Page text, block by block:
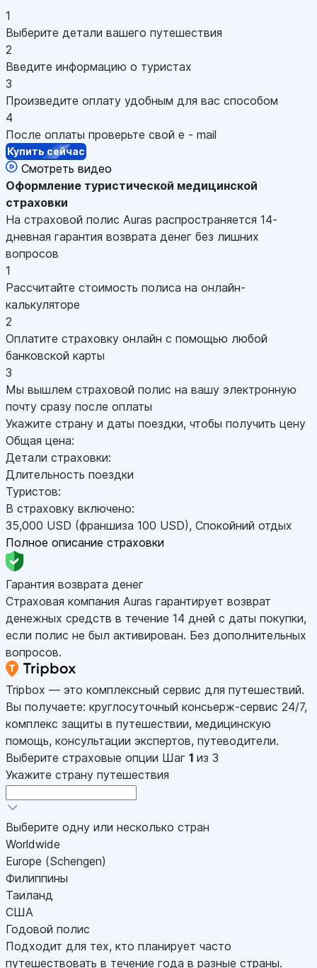
1
Выберите детали вашего путешествия
2
Введите информацию о туристах
3
Произведите оплату удобным для вас способом
4
После оплаты проверьте свой e - mail
Купить сейчас
Смотреть видео
Оформление туристической медицинской
страховки
На страховой полис Auras распространяется 14-
дневная гарантия возврата денег без лишних
вопросов
1
Рассчитайте стоимость полиса на онлайн-
калькуляторе
2
Оплатите страховку онлайн с помощью любой
банковской карты
3
Мы вышлем страховой полис на вашу электронную
почту сразу после оплаты
Укажите страну и даты поездки, чтобы получить цену
Общая цена:
Детали страховки:
Длительность поездки
Туристов:
В страховку включено:
35,000 USD (франшиза 100 USD), Спокойний отдых
Полное описание страховки
Гарантия возврата денег
Страховая компания Auras гарантирует возврат
денежных средств в течение 14 дней с даты покупки,
если полис не был активирован. Без дополнительных
вопросов.
Tripbox — это комплексный сервис для путешествий.
Вы получаете: круглосуточный консьерж-сервис 24/7,
комплекс защиты в путешествии, медицинскую
помощь, консультации экспертов, путеводители.
Выберите страховые опции Шаг 1 из 3
Укажите страну путешествия
Выберите одну или несколько стран
Worldwide
Europe (Schengen)
Филиппины
Таиланд
США
Годовой полис
Подходит для тех, кто планирует часто
путешествовать в течение года в разные страны.